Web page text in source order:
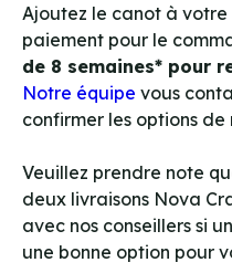
Ajoutez le canot à
paiement pour le
de 8 semaines* pour
Notre équipe vous
confirmer les options
Veuillez prendre note
deux livraisons Nova
avec nos conseillers si
une bonne option pour